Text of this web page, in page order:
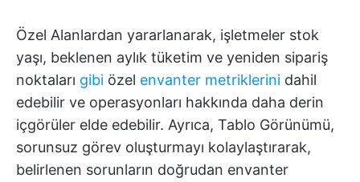
Özel Alanlardan yararlanarak, işletmeler stok
yaşı, beklenen aylık tüketim ve yeniden sipariş
noktaları gibi özel envanter metriklerini dahil
edebilir ve operasyonları hakkında daha derin
içgörüler elde edebilir. Ayrıca, Tablo Görünümü,
sorunsuz görev oluşturmayı kolaylaştırarak,
belirlenen sorunların doğrudan envanter